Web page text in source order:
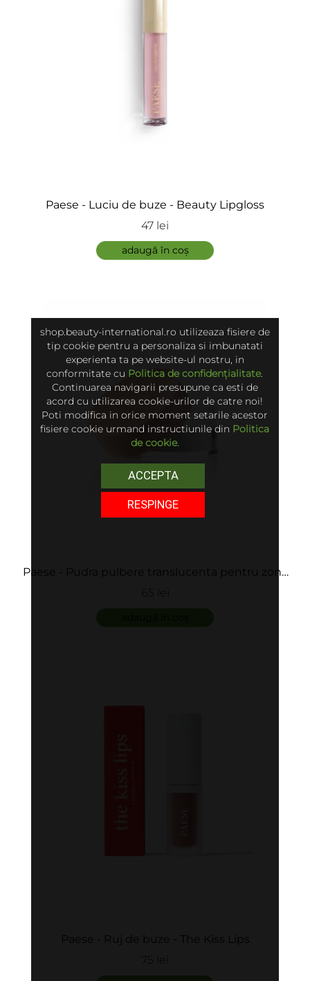
Paese - Luciu de buze - Beauty Lipgloss
47 lei
adaugă în coș
Paese - Pudra pulbere translucenta pentru zona
65 lei
Paese - Ruj de buze - The Kiss Lips
75 lei
shop.beauty-international.ro utilizeaza fisiere de
tip cookie pentru a personaliza si imbunatati
experienta ta pe website-ul nostru, in
conformitate cu Politica de confidențialitate.
Continuarea navigarii presupune ca esti de
acord cu utilizarea cookie-urilor de catre noi!
Poti modifica in orice moment setarile acestor
fisiere cookie urmand instructiunile din Politica
de cookie.
ACCEPTA
RESPINGE